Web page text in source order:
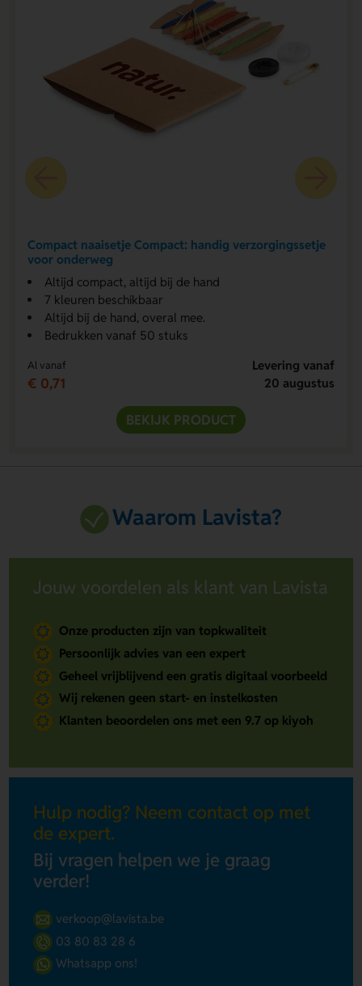
Compact naaisetje Compact: handig verzorgingssetje
voor onderweg
Altijd compact, altijd bij de hand
7 kleuren beschikbaar
Altijd bij de hand, overal mee.
Bedrukken vanaf 50 stuks
Al vanaf
€ 0,71
Levering vanaf
20 augustus
BEKIJK PRODUCT
Waarom Lavista?
Jouw voordelen als klant van Lavista
Onze producten zijn van topkwaliteit
Persoonlijk advies van een expert
Geheel vrijblijvend een gratis digitaal voorbeeld
Wij rekenen geen start- en instelkosten
Klanten beoordelen ons met een 9.7 op kiyoh
Hulp nodig? Neem contact op met
de expert.
Bij vragen helpen we je graag
verder!
verkoop@lavista.be
03 80 83 28 6
Whatsapp ons!